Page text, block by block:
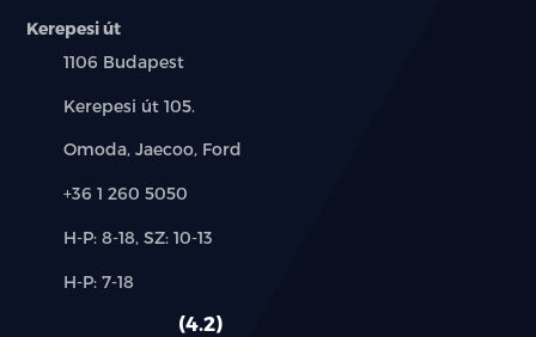
4 elektromos ablakemelő; vezetőoldalon
Hátsó sorban könyöklők
Első napellenzők megvilágított tükörrel
Padlópolc a csomagtartóban
Kerepesi út
Település:
1106 Budapest
Cím:
Kerepesi út 105.
Márkák:
Omoda, Jaecoo, Ford
Telefon:
+36 1 260 5050
Új-
használt
H-P: 8-18, SZ: 10-13
Alkatrész,
H-P: 7-18
4.2